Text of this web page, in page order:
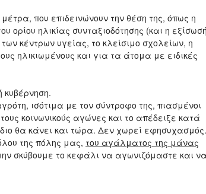
που επιδεινώνουν την θέση της, όπως η
ηλικίας συνταξιοδότησης (και η εξίσωσή
κέντρων υγείας, το κλείσιμο σχολείων, η
ηλικιωμένους και για τα άτομα με ειδικές
κυβέρνηση.
ισότιμα με τον σύντροφο της, πιασμένοι
κοινωνικούς αγώνες και το απέδειξε κατά
θα κάνει και τώρα. Δεν χωρεί
της πόλης μας, του αγάλματος της μάνας
σκύβουμε το κεφάλι να αγωνιζόμαστε και να